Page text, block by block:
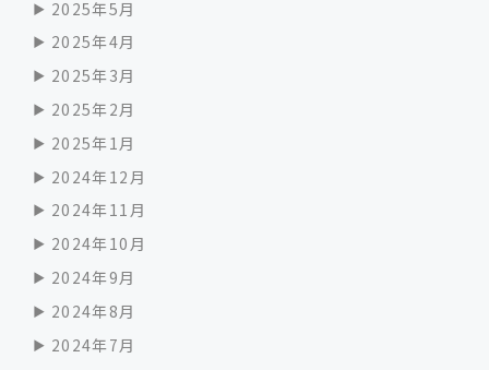
2025年5月
2025年4月
2025年3月
2025年2月
2025年1月
2024年12月
2024年11月
2024年10月
2024年9月
2024年8月
2024年7月